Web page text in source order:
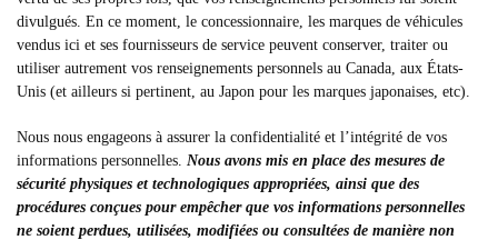
divulgués. En ce moment, le concessionnaire, les marques de véhicules
vendus ici et ses fournisseurs de service peuvent conserver, traiter ou
utiliser autrement vos renseignements personnels au Canada, aux États-
Unis (et ailleurs si pertinent, au Japon pour les marques japonaises, etc).
Nous nous engageons à assurer la confidentialité et l’intégrité de vos
informations personnelles. Nous avons mis en place des mesures de
sécurité physiques et technologiques appropriées, ainsi que des
procédures conçues pour empêcher que vos informations personnelles
ne soient perdues, utilisées, modifiées ou consultées de manière non